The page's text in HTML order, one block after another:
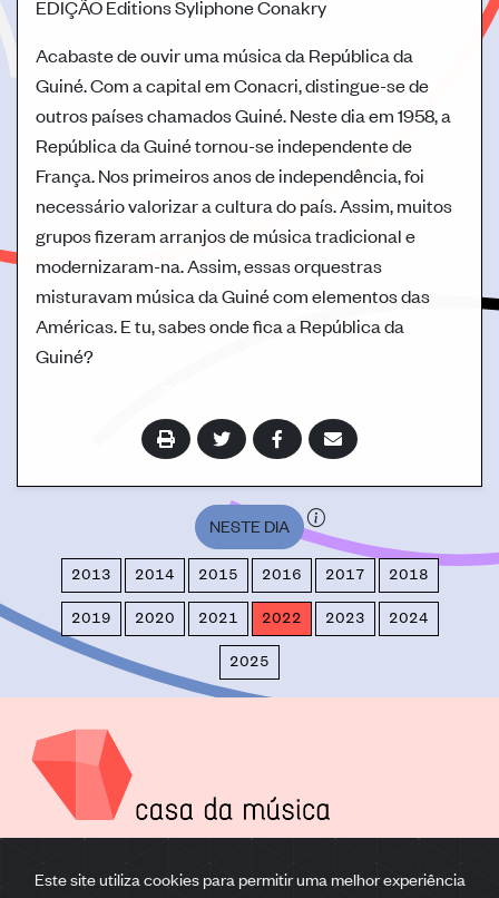
EDIÇÃOEditions Syliphone Conakry
Acabaste de ouvir uma música da República da
Guiné. Com a capital em Conacri, distingue-se de
outros países chamados Guiné. Neste dia em 1958, a
República da Guiné tornou-se independente de
França. Nos primeiros anos de independência, foi
necessário valorizar a cultura do país. Assim, muitos
grupos fizeram arranjos de música tradicional e
modernizaram-na. Assim, essas orquestras
misturavam música da Guiné com elementos das
Américas. E tu, sabes onde fica a República da
Guiné?
NESTE DIA
2013 2014 2015 2016 2017 2018
2019 2020 2021 2022 2023 2024
2025
Este site utiliza cookies para permitir uma melhor experiência
4149-071 PORTO